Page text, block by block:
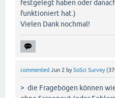
festgelegt haben oder
funktioniert hat.)
Vielen Dank nochmal!
commented Jun 2 bySoSci Survey (
> die Fragebögen können